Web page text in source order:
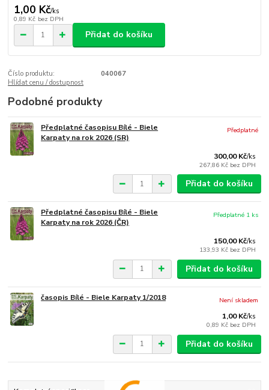
1,00 Kč/ks
0,89 Kč bez DPH
Přidat do košíku
Číslo produktu:
040067
Hlídat cenu / dostupnost
Podobné produkty
Předplatné časopisu Bílé - Biele
Karpaty na rok 2026 (SR)
300,00 Kč/ks
267,86 Kč bez DPH
Předplatné
Přidat do košíku
Předplatné časopisu Bílé - Biele
Karpaty na rok 2026 (ČR)
150,00 Kč/ks
133,93 Kč bez DPH
Předplatné 1 ks
Přidat do košíku
časopis Bílé - Biele Karpaty 1/2018
1,00 Kč/ks
0,89 Kč bez DPH
Není skladem
Přidat do košíku